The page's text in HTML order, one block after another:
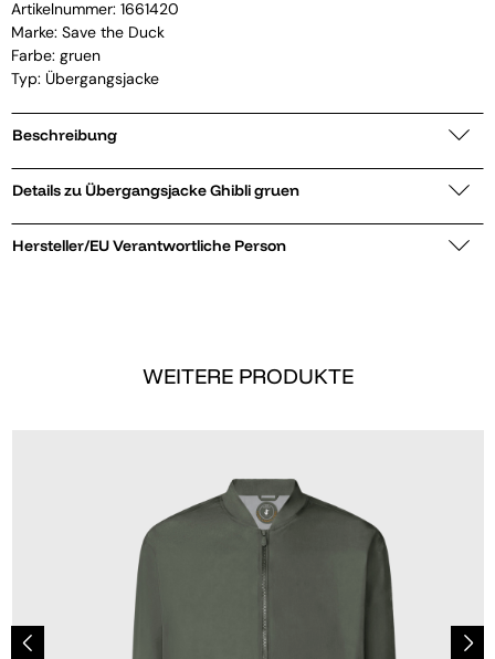
Artikelnummer: 1661420
Marke: Save the Duck
Farbe: gruen
Typ: Übergangsjacke
Beschreibung
Details zu Übergangsjacke Ghibli gruen
Hersteller/EU Verantwortliche Person
WEITERE PRODUKTE